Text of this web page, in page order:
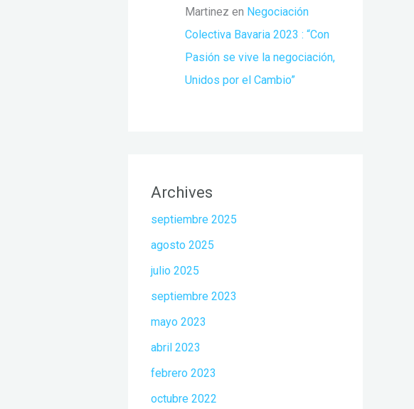
Martinez en Negociación
Colectiva Bavaria 2023 : “Con
Pasión se vive la negociación,
Unidos por el Cambio”
Archives
septiembre 2025
agosto 2025
julio 2025
septiembre 2023
mayo 2023
abril 2023
febrero 2023
octubre 2022